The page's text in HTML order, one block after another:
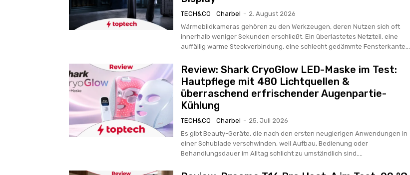
TECH&CO Charbel - 2. August 2026
Wärmebildkameras gehören zu den Werkzeugen, deren Nutzen sich oft
innerhalb weniger Sekunden erschließt. Ein überlastetes Netzteil, eine
auffällig warme Steckverbindung, eine schlecht gedämmte Fensterkante...
Review: Shark CryoGlow LED-Maske im Test:
Hautpflege mit 480 Lichtquellen &
überraschend erfrischender Augenpartie-
Kühlung
TECH&CO Charbel - 25. Juli 2026
Es gibt Beauty-Geräte, die nach den ersten neugierigen Anwendungen in
einer Schublade verschwinden, weil Aufbau, Bedienung oder
Behandlungsdauer im Alltag schlicht zu umständlich sind....